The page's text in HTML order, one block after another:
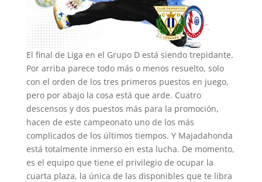
El final de Liga en el Grupo D está siendo trepidante.
Por arriba parece todo más o menos resuelto, solo
con el orden de los tres primeros puestos en juego,
pero por abajo la cosa está que arde. Cuatro
descensos y dos puestos más para la promoción,
hacen de este campeonato uno de los más
complicados de los últimos tiempos. Y Majadahonda
está totalmente inmerso en esta lucha. De momento,
es el equipo que tiene el privilegio de ocupar la
cuarta plaza, la única de las disponibles que te libra